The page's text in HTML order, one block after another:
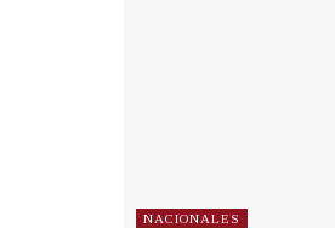
NACIONALES